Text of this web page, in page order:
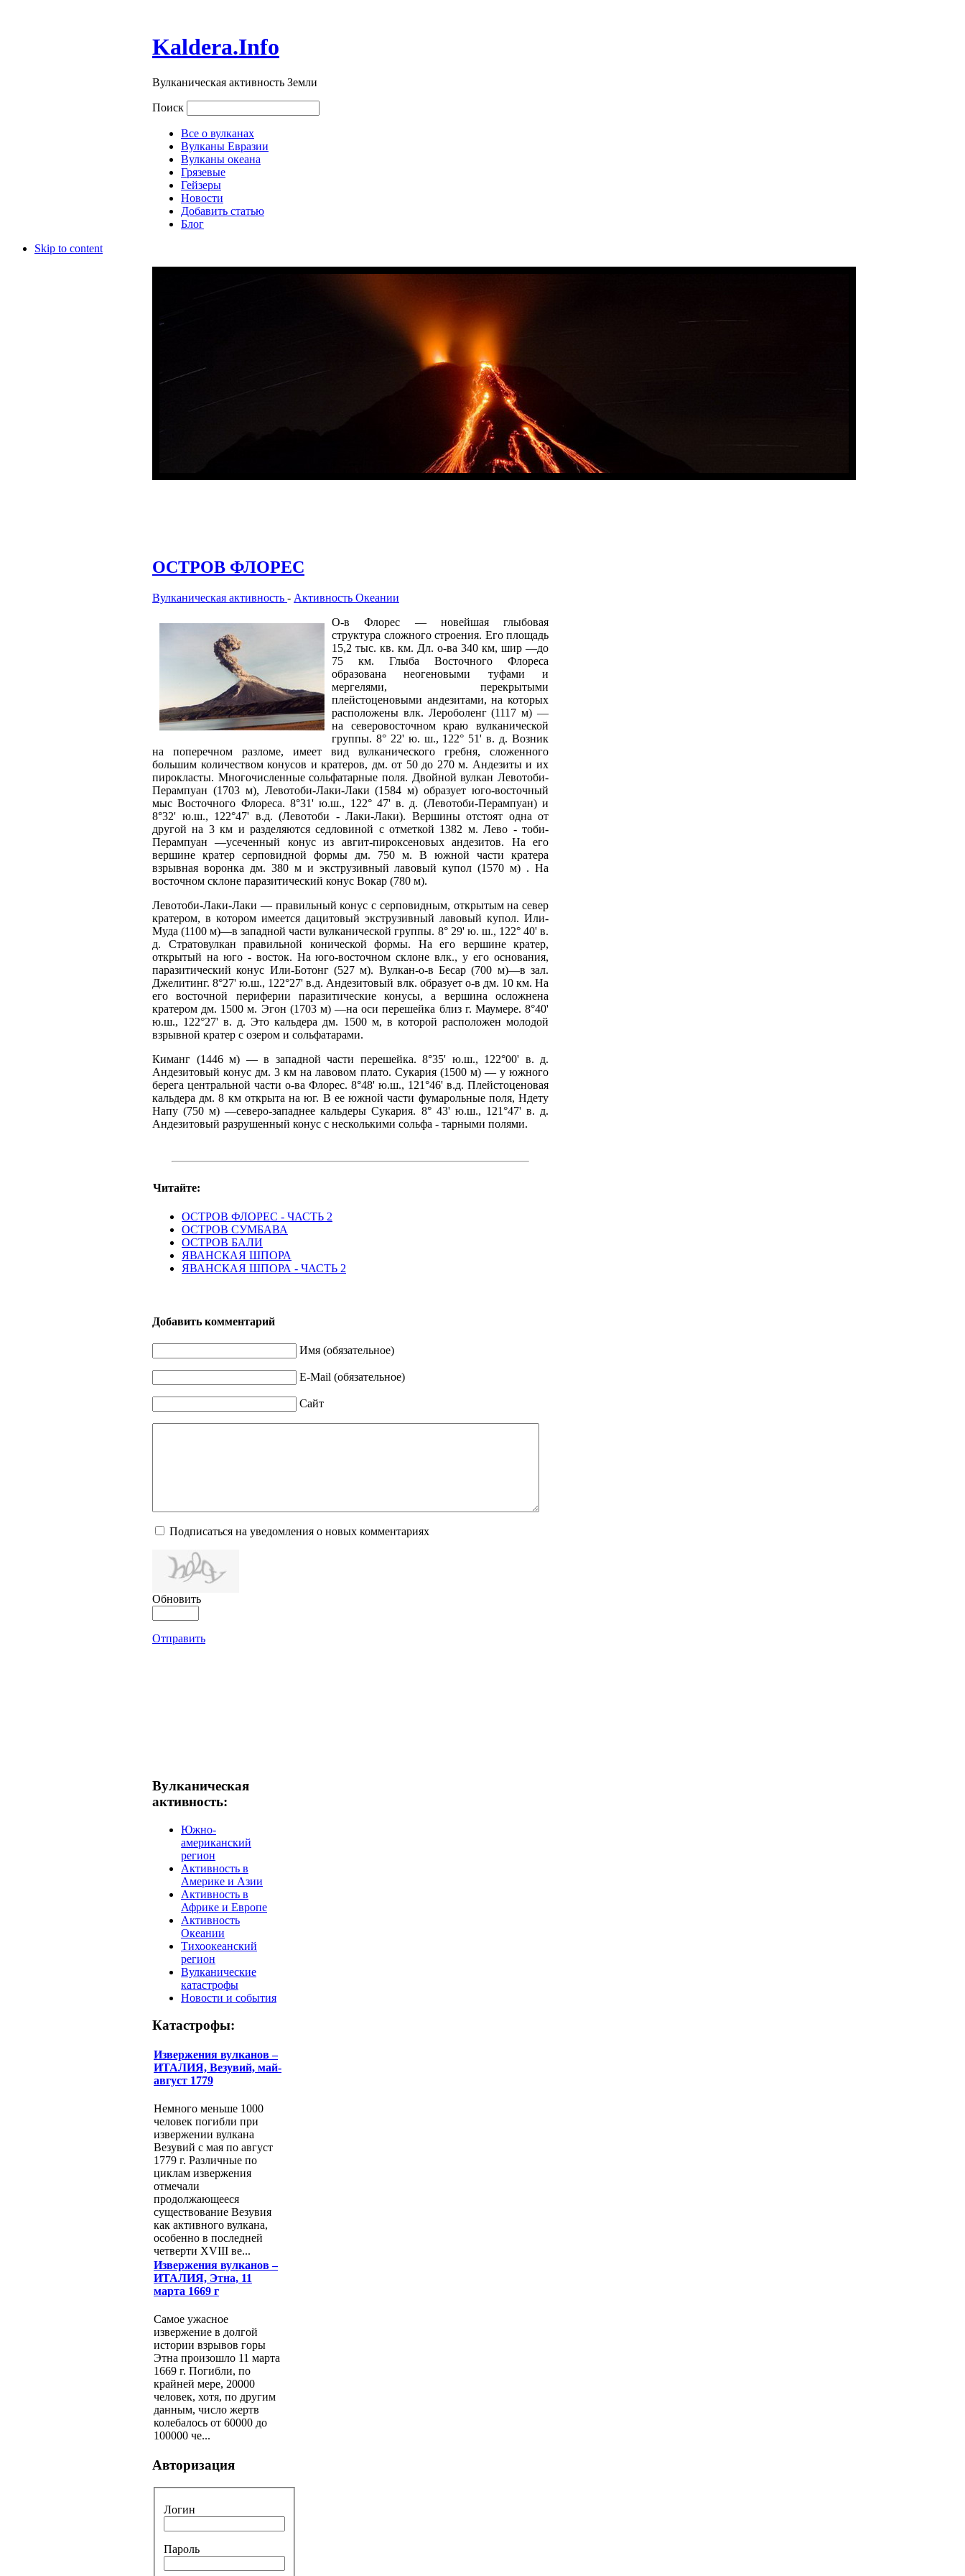
Kaldera.Info
Вулканическая активность Земли
Поиск
Все о вулканах
Вулканы Евразии
Вулканы океана
Грязевые
Гейзеры
Новости
Добавить статью
Блог
Skip to content
ОСТРОВ ФЛОРЕС
Вулканическая активность - Активность Океании
О-в Флорес — новейшая глыбовая
структура сложного строения. Его площадь
15,2 тыс. кв. км. Дл. о-ва 340 км, шир —до
75 км. Глыба Восточного Флореса
образована неогеновыми туфами и
мергелями, перекрытыми
плейстоценовыми андезитами, на которых
расположены влк. Лероболенг (1117 м) —
на северовосточном краю вулканической
группы. 8° 22' ю. ш., 122° 51' в. д. Возник
на поперечном разломе, имеет вид вулканического гребня, сложенного
большим количеством конусов и кратеров, дм. от 50 до 270 м. Андезиты и их
пирокласты. Многочисленные сольфатарные поля. Двойной вулкан Левотоби-
Перампуан (1703 м), Левотоби-Лаки-Лаки (1584 м) образует юго-восточный
мыс Восточного Флореса. 8°31' ю.ш., 122° 47' в. д. (Левотоби-Перампуан) и
8°32' ю.ш., 122°47' в.д. (Левотоби - Лаки-Лаки). Вершины отстоят одна от
другой на 3 км и разделяются седловиной с отметкой 1382 м. Лево - тоби-
Перампуан —усеченный конус из авгит-пироксеновых андезитов. На его
вершине кратер серповидной формы дм. 750 м. В южной части кратера
взрывная воронка дм. 380 м и экструзивный лавовый купол (1570 м) . На
восточном склоне паразитический конус Вокар (780 м).
Левотоби-Лаки-Лаки — правильный конус с серповидным, открытым на север
кратером, в котором имеется дацитовый экструзивный лавовый купол. Или-
Муда (1100 м)—в западной части вулканической группы. 8° 29' ю. ш., 122° 40' в.
д. Стратовулкан правильной конической формы. На его вершине кратер,
открытый на юго - восток. На юго-восточном склоне влк., у его основания,
паразитический конус Или-Ботонг (527 м). Вулкан-о-в Бесар (700 м)—в зал.
Джелитинг. 8°27' ю.ш., 122°27' в.д. Андезитовый влк. образует о-в дм. 10 км. На
его восточной периферии паразитические конусы, а вершина осложнена
кратером дм. 1500 м. Эгон (1703 м) —на оси перешейка близ г. Маумере. 8°40'
ю.ш., 122°27' в. д. Это кальдера дм. 1500 м, в которой расположен молодой
взрывной кратер с озером и сольфатарами.
Киманг (1446 м) — в западной части перешейка. 8°35' ю.ш., 122°00' в. д.
Андезитовый конус дм. 3 км на лавовом плато. Сукария (1500 м) — у южного
берега центральной части о-ва Флорес. 8°48' ю.ш., 121°46' в.д. Плейстоценовая
кальдера дм. 8 км открыта на юг. В ее южной части фумарольные поля, Ндету
Напу (750 м) —северо-западнее кальдеры Сукария. 8° 43' ю.ш., 121°47' в. д.
Андезитовый разрушенный конус с несколькими сольфа - тарными полями.
Читайте:
ОСТРОВ ФЛОРЕС - ЧАСТЬ 2
ОСТРОВ СУМБАВА
ОСТРОВ БАЛИ
ЯВАНСКАЯ ШПОРА
ЯВАНСКАЯ ШПОРА - ЧАСТЬ 2
Добавить комментарий
Имя (обязательное)
E-Mail (обязательное)
Сайт
Подписаться на уведомления о новых комментариях
Обновить
Отправить
Вулканическая
активность:
Южно-
американский
регион
Активность в
Америке и Азии
Активность в
Африке и Европе
Активность
Океании
Тихоокеанский
регион
Вулканические
катастрофы
Новости и события
Катастрофы:
Извержения вулканов –
ИТАЛИЯ, Везувий, май-
август 1779
Немного меньше 1000
человек погибли при
извержении вулкана
Везувий с мая по август
1779 г. Различные по
циклам извержения
отмечали
продолжающееся
существование Везувия
как активного вулкана,
особенно в последней
четверти XVIII ве...
Извержения вулканов –
ИТАЛИЯ, Этна, 11
марта 1669 г
Самое ужасное
извержение в долгой
истории взрывов горы
Этна произошло 11 марта
1669 г. Погибли, по
крайней мере, 20000
человек, хотя, по другим
данным, число жертв
колебалось от 60000 до
100000 че...
Авторизация
Логин
Пароль